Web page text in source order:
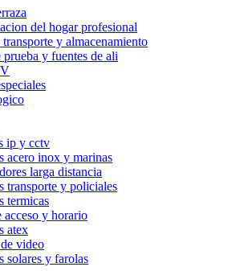
del hogar profesional
transporte y almacenamiento
prueba y fuentes de ali
ip y cctv
acero inox y marinas
larga distancia
transporte y policiales
termicas
acceso y horario
atex
video
solares y farolas